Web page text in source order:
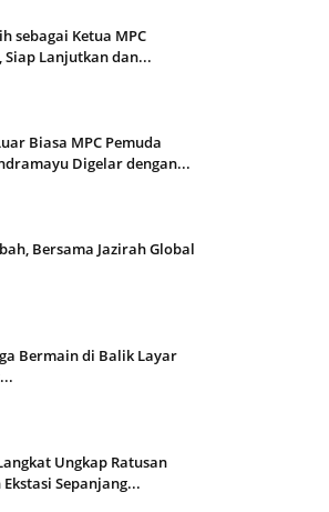
sebagai Ketua MPC
Lanjutkan dan...
Biasa MPC Pemuda
Digelar dengan...
Bersama Jazirah Global
Bermain di Balik Layar
Ungkap Ratusan
Sepanjang...